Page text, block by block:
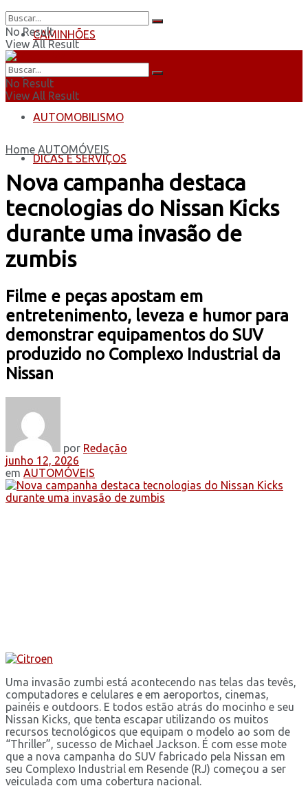
CAMINHÕES
ÔNIBUS
AUTOMOBILISMO
DICAS E SERVIÇOS
No Result
View All Result
No Result
View All Result
Home AUTOMÓVEIS
Nova campanha destaca
tecnologias do Nissan Kicks
durante uma invasão de
zumbis
Filme e peças apostam em
entretenimento, leveza e humor para
demonstrar equipamentos do SUV
produzido no Complexo Industrial da
Nissan
por Redação
junho 12, 2026
em AUTOMÓVEIS
Uma invasão zumbi está acontecendo nas telas das tevês,
computadores e celulares e em aeroportos, cinemas,
painéis e outdoors. E todos estão atrás do mocinho e seu
Nissan Kicks, que tenta escapar utilizando os muitos
recursos tecnológicos que equipam o modelo ao som de
“Thriller”, sucesso de Michael Jackson. É com esse mote
que a nova campanha do SUV fabricado pela Nissan em
seu Complexo Industrial em Resende (RJ) começou a ser
veiculada com uma cobertura nacional.